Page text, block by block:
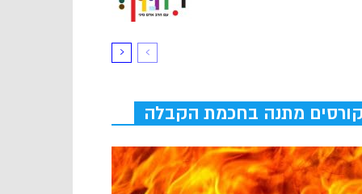
קורסים מתנה בחכמת הקבלה